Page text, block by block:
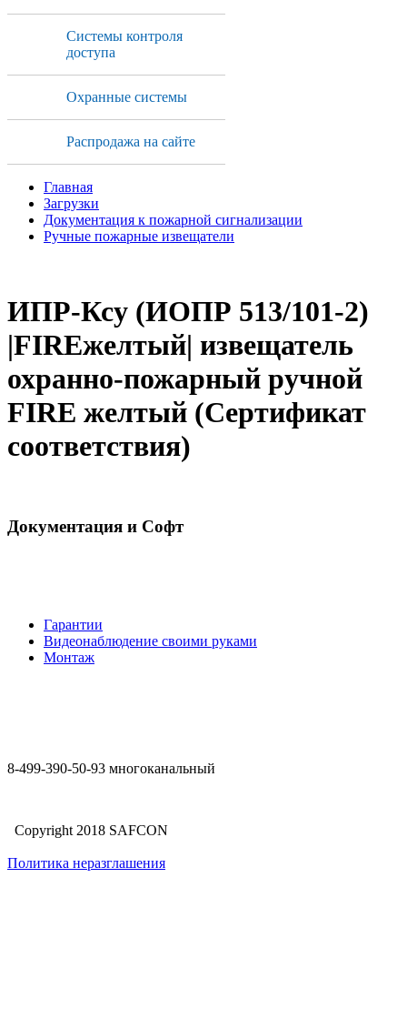
Системы контроля
доступа
Охранные системы
Распродажа на сайте
Главная
Загрузки
Документация к пожарной сигнализации
Ручные пожарные извещатели
ИПР-Ксу (ИОПР 513/101-2)
|FIREжелтый| извещатель
охранно-пожарный ручной
FIRE желтый (Сертификат
соответствия)
Документация и Софт
Гарантии
Видеонаблюдение своими руками
Монтаж
8-499-390-50-93 многоканальный
Copyright 2018 SAFCON
Политика неразглашения